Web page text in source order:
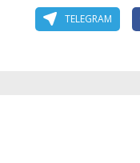
TELEGRAM